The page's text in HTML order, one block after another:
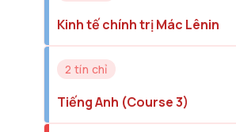
Kinh tế chính trị Mác Lênin
2 tín chỉ
Tiếng Anh (Course 3)